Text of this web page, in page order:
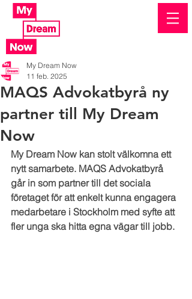
MAQS Advokatbyrå ny
partner till My Dream
Now
My Dream Now
11 feb. 2025
My Dream Now kan stolt välkomna ett
nytt samarbete. MAQS Advokatbyrå
går in som partner till det sociala
företaget för att enkelt kunna engagera
medarbetare i Stockholm med syfte att
fler unga ska hitta egna vägar till jobb.